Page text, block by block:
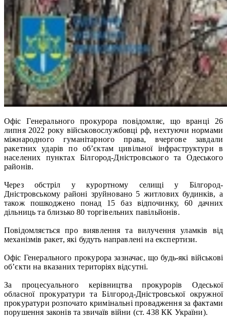
Офіс Генерального прокурора повідомляє, що вранці 26
липня 2022 року військовослужбовці рф, нехтуючи нормами
міжнародного гуманітарного права, вчергове завдали
ракетних ударів по об’єктам цивільної інфраструктури в
населених пунктах Білгород-Дністровського та Одеського
районів.
Через обстріл у курортному селищі у Білгород-
Дністровському районі зруйновано 5 житлових будинків, а
також пошкоджено понад 15 баз відпочинку, 60 дачних
дільниць та близько 80 торгівельних павільйонів.
Повідомляється про виявлення та вилучення уламків від
механізмів ракет, які будуть направлені на експертизи.
Офіс Генерального прокурора зазначає, що будь-які військові
об’єкти на вказаних територіях відсутні.
За процесуального керівництва прокурорів Одеської
обласної прокуратури та Білгород-Дністровської окружної
прокуратури розпочато кримінальні провадження за фактами
порушення законів та звичаїв війни (ст. 438 КК України).